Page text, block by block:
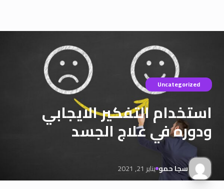
Uncategorized
استخدام التفكير الايجابي
ودوره في علاج الجسد
سجا حمو يناير 21, 2021